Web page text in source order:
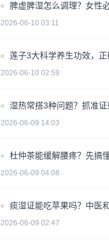
脾虚脾湿怎么调理？女性
2026-06-10 03:11
莲子3大科学养生功效，正
2026-06-10 02:59
湿热常搭3种问题？抓准证
2026-06-09 14:03
杜仲茶能缓解腰疼？先搞
2026-06-09 04:08
痰湿证能吃苹果吗？中医
2026-06-09 02:47